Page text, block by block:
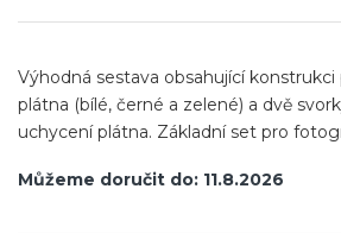
cena:
Můžeme doručit do: 11.8.2026
Výhodná sestava obsahující
plátna (bílé, černé a zelené) a dvě
uchycení plátna. Základní set pro